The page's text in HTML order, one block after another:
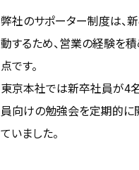
弊社のサポーター制度は、
動するため、営業の経験を
点です。
東京本社では新卒社員が4
員向けの勉強会を定期的に
ていました。